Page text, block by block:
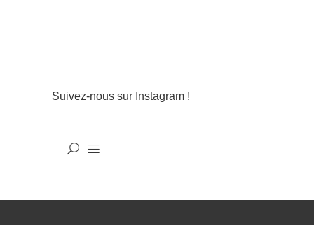
Suivez-nous sur Instagram !